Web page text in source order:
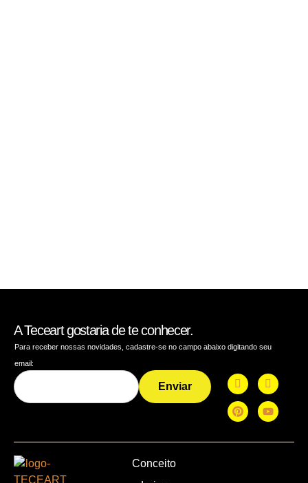
A Teceart gostaria de te conhecer.
Para receber nossas novidades, cadastre-se no campo abaixo digitando seu
email:
Enviar
Conceito